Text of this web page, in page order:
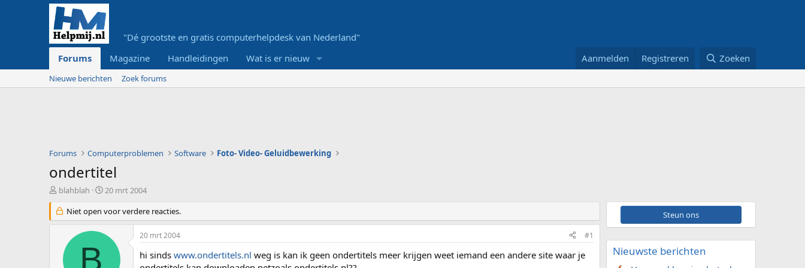
"Dé grootste en gratis computerhelpdesk van Nederland"
Forums
Magazine Handleidingen Wat is er nieuw Aanmelden Registreren Zoeken
Nieuwe berichten Zoek forums
Forums Computerproblemen Software Foto- Video- Geluidbewerking
ondertitel
O
d
e
blahblah
S
a
r
t
20 mrt 2004
Niet open voor verdere reacties.
B
20 mrt 2004 #1
hi sinds www.ondertitels.nl weg is kan ik geen ondertitels meer krijgen weet iemand een andere site waar je
Steun ons
Nieuwste berichten